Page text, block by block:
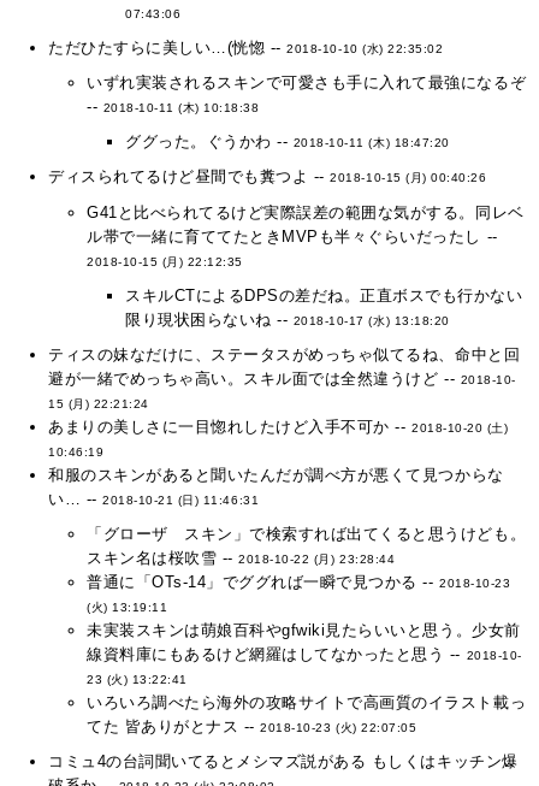
07:43:06
ただひたすらに美しい…(恍惚 --2018-10-10 (水) 22:35:02
いずれ実装されるスキンで可愛さも手に入れて最強になるぞ
-- 2018-10-11 (木) 10:18:38
ググった。ぐうかわ -- 2018-10-11 (木) 18:47:20
ディスられてるけど昼間でも糞つよ --2018-10-15 (月) 00:40:26
G41と比べられてるけど実際誤差の範囲な気がする。同レベ
ル帯で一緒に育ててたときMVPも半々ぐらいだったし --
2018-10-15 (月) 22:12:35
スキルCTによるDPSの差だね。正直ボスでも行かない
限り現状困らないね -- 2018-10-17 (水) 13:18:20
ティスの妹なだけに、ステータスがめっちゃ似てるね、命中と回
避が一緒でめっちゃ高い。スキル面では全然違うけど -- 2018-10-
15 (月) 22:21:24
あまりの美しさに一目惚れしたけど入手不可か -- 2018-10-20 (土)
10:46:19
和服のスキンがあると聞いたんだが調べ方が悪くて見つからな
い… --2018-10-21 (日) 11:46:31
「グローザ スキン」で検索すれば出てくると思うけども。
スキン名は桜吹雪 --2018-10-22 (月) 23:28:44
普通に「OTs-14」でググれば一瞬で見つかる --2018-10-23
(火) 13:19:11
未実装スキンは萌娘百科やgfwiki見たらいいと思う。少女前
線資料庫にもあるけど網羅はしてなかったと思う -- 2018-10-
23 (火) 13:22:41
いろいろ調べたら海外の攻略サイトで高画質のイラスト載っ
てた 皆ありがとナス --2018-10-23 (火) 22:07:05
コミュ4の台詞聞いてるとメシマズ説がある もしくはキッチン爆